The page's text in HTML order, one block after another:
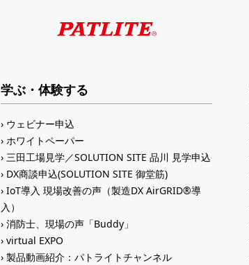
学ぶ・体験する
ウェビナー申込
ホワイトペーパー
三田工場見学／SOLUTION SITE 品川 見学申込
DX商談申込(SOLUTION SITE 御堂筋)
IoT導入 現場改善の声（製造DX AirGRID®導
入）
消防士、現場の声「Buddy」
virtual EXPO
製品動画紹介：パトライトチャンネル